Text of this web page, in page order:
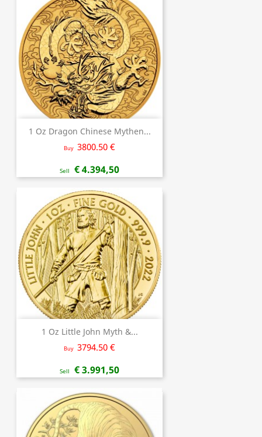
1 Oz Dragon Chinese Mythen...
Buy 3800.50 €
Sell € 4.394,50
1 Oz Little John Myth &...
Buy 3794.50 €
Sell € 3.991,50